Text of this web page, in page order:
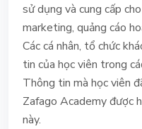
sử dụng và cung cấp
marketing, quảng cáo
Các cá nhân, tổ chức
tin của học viên trong
Thông tin mà học viên
Zafago Academy được
này.